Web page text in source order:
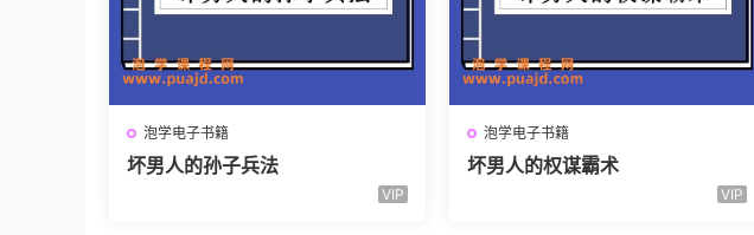
泡学电子书籍
坏男人的孙子兵法
VIP
泡学电子书籍
坏男人的权谋霸术
VIP